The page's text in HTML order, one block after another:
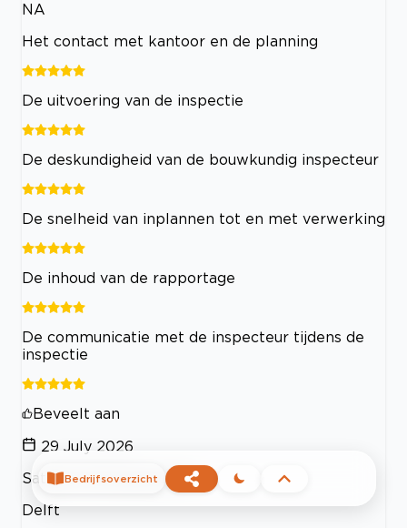
NA
Het contact met kantoor en de planning
De uitvoering van de inspectie
De deskundigheid van de bouwkundig inspecteur
De snelheid van inplannen tot en met verwerking
De inhoud van de rapportage
De communicatie met de inspecteur tijdens de
inspectie
Beveelt aan
29 July 2026
Sathish Krishnamoorthi
Delft
Bedrijfsoverzicht